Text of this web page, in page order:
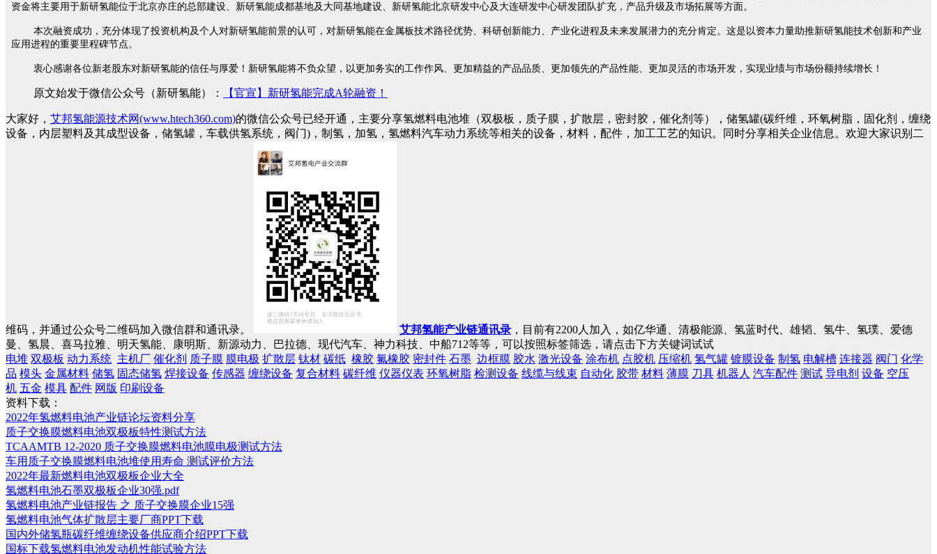
资金将主要用于新研氢能位于北京亦庄的总部建设、新研氢能成都基地及大同基地建设、新研氢能北京研发中心及大连研发中心研发团队扩充，产品升级及市场拓展等方面。
本次融资成功，充分体现了投资机构及个人对新研氢能前景的认可，对新研氢能在金属板技术路径优势、科研创新能力、产业化进程及未来发展潜力的充分肯定。这是以资本力量助推新研氢能技术创新和产业
应用进程的重要里程碑节点。
衷心感谢各位新老股东对新研氢能的信任与厚爱！新研氢能将不负众望，以更加务实的工作作风、更加精益的产品品质、更加领先的产品性能、更加灵活的市场开发，实现业绩与市场份额持续增长！
原文始发于微信公众号（新研氢能）： 【官宣】新研氢能完成A轮融资！
大家好， 艾邦氢能源技术网(www.htech360.com)的微信公众号已经开通，主要分享氢燃料电池堆（双极板，质子膜，扩散层，密封胶，催化剂等），储氢罐(碳纤维，环氧树脂，固化剂，缠绕
设备，内层塑料及其成型设备，储氢罐，车载供氢系统，阀门)，制氢，加氢，氢燃料汽车动力系统等相关的设备，材料，配件，加工工艺的知识。同时分享相关企业信息。欢迎大家识别二
维码，并通过公众号二维码加入微信群和通讯录。 艾邦氢能产业链通讯录 ，目前有2200人加入，如亿华通、清极能源、氢蓝时代、雄韬、氢牛、氢璞、爱德
曼、氢晨、喜马拉雅、明天氢能、康明斯、新源动力、巴拉德、现代汽车、神力科技、中船712等等，可以按照标签筛选，请点击下方关键词试试
电堆 双极板 动力系统 主机厂 催化剂 质子膜 膜电极 扩散层 钛材 碳纸 橡胶 氟橡胶 密封件 石墨 边框膜 胶水 激光设备 涂布机 点胶机 压缩机 氢气罐 镀膜设备 制氢 电解槽 连接器 阀门 化学
品 模头 金属材料 储氢 固态储氢 焊接设备 传感器 缠绕设备 复合材料 碳纤维 仪器仪表 环氧树脂 检测设备 线缆与线束 自动化 胶带 材料 薄膜 刀具 机器人 汽车配件 测试 导电剂 设备 空压
机 五金 模具 配件 网版 印刷设备
资料下载：
2022年氢燃料电池产业链论坛资料分享
质子交换膜燃料电池双极板特性测试方法
TCAAMTB 12-2020 质子交换膜燃料电池膜电极测试方法
车用质子交换膜燃料电池堆使用寿命 测试评价方法
2022年最新燃料电池双极板企业大全
氢燃料电池石墨双极板企业30强.pdf
氢燃料电池产业链报告 之 质子交换膜企业15强
氢燃料电池气体扩散层主要厂商PPT下载
国内外储氢瓶碳纤维缠绕设备供应商介绍PPT下载
国标下载氢燃料电池发动机性能试验方法